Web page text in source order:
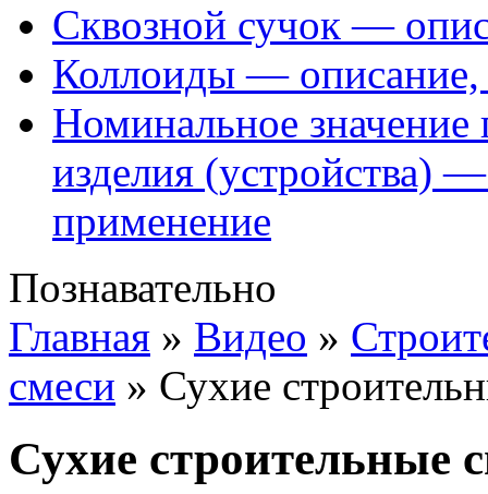
Сквозной сучок —
Коллоиды — описание,
Номинальное значение
изделия (устройства)
применение
Познавательно
Главная » Видео »
смеси » Сухие
Сухие